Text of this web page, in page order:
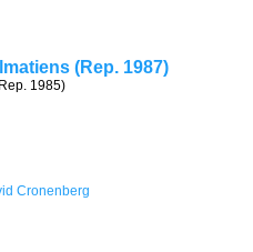
(Rep. 1987)
1985)
Cronenberg